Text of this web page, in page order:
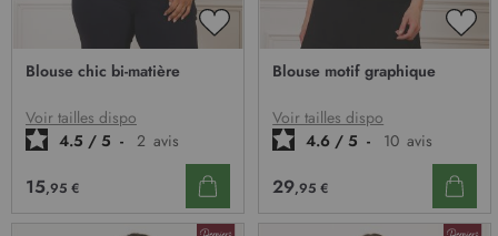
AJOUTER
D’ENVIE
Blouse chic bi-matière
Voir tailles dispo
4.5 / 5 - 2 avis
15,95 €
Blouse motif graphique
Voir tailles dispo
4.6 / 5 - 10 avis
29,95 €